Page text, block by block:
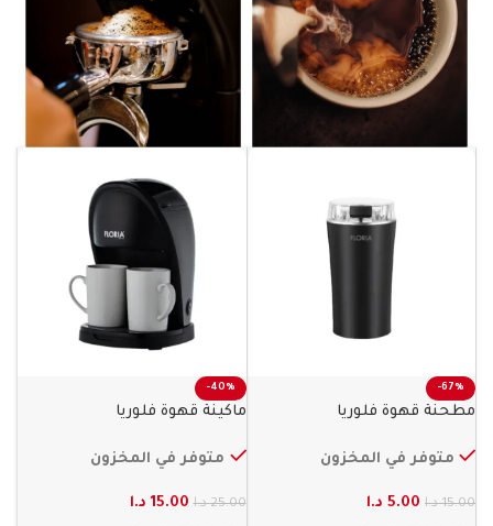
-67%
مطحنة قهوة فلوريا
متوفر في المخزون
15.00 د.ا 5.00 د.ا
-40%
ماكينة قهوة فلوريا
متوفر في المخزون
25.00 د.ا 15.00 د.ا